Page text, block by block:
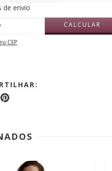
o CEP:
de envio
CALCULAR
CEP